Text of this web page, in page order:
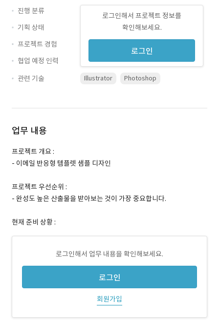
로그인해서 프로젝트 정보를
확인해보세요.
로그인
진행 분류
기획 상태
프로젝트 경험
협업 예정 인력
관련 기술
Illustrator Photoshop
업무 내용
프로젝트 개요 :
- 이메일 반응형 템플렛 샘플 디자인
프로젝트 우선순위 :
- 완성도 높은 산출물을 받아보는 것이 가장 중요합니다.
현재 준비 상황 :
로그인해서 업무 내용을 확인해보세요.
로그인
회원가입